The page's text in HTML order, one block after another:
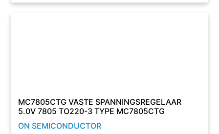
MC7805CTG VASTE SPANNINGSREGELAAR
5.0V 7805 TO220-3 TYPE MC7805CTG
ON SEMICONDUCTOR